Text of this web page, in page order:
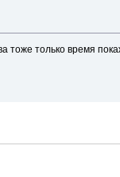
тоже только время